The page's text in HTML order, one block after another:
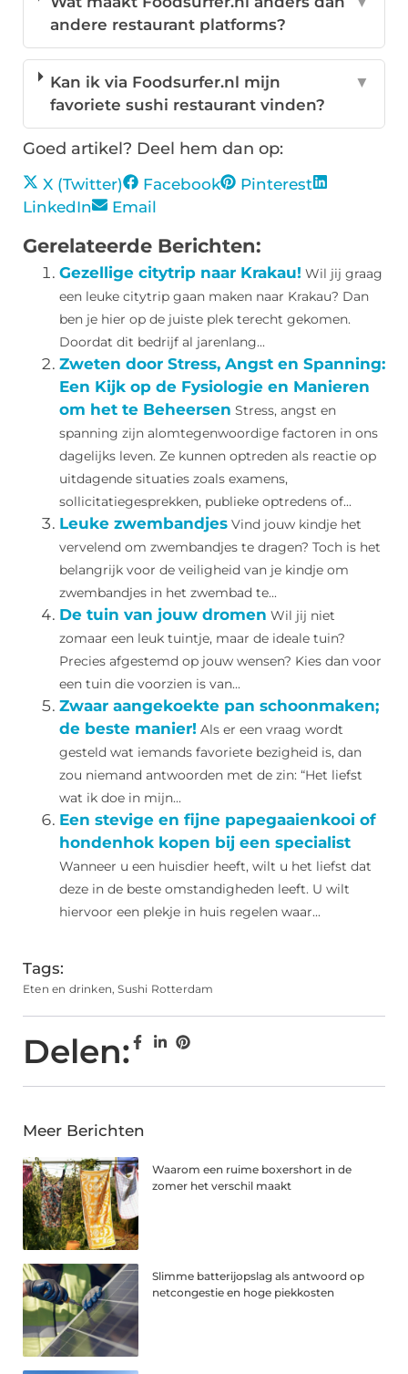
andere restaurant platforms?
Kan ik via Foodsurfer.nl mijn
favoriete sushi restaurant vinden?
▼
Goed artikel? Deel hem dan op:
X (Twitter) Facebook
Pinterest
LinkedIn
Email
Gerelateerde Berichten:
Gezellige citytrip naar Krakau! Wil jij graag
een leuke citytrip gaan maken naar Krakau? Dan
ben je hier op de juiste plek terecht gekomen.
Doordat dit bedrijf al jarenlang...
Zweten door Stress, Angst en Spanning:
Een Kijk op de Fysiologie en Manieren
om het te Beheersen Stress, angst en
spanning zijn alomtegenwoordige factoren in ons
dagelijks leven. Ze kunnen optreden als reactie op
uitdagende situaties zoals examens,
sollicitatiegesprekken, publieke optredens of...
Leuke zwembandjes Vind jouw kindje het
vervelend om zwembandjes te dragen? Toch is het
belangrijk voor de veiligheid van je kindje om
zwembandjes in het zwembad te...
De tuin van jouw dromen Wil jij niet
zomaar een leuk tuintje, maar de ideale tuin?
Precies afgestemd op jouw wensen? Kies dan voor
een tuin die voorzien is van...
Zwaar aangekoekte pan schoonmaken;
de beste manier! Als er een vraag wordt
gesteld wat iemands favoriete bezigheid is, dan
zou niemand antwoorden met de zin: “Het liefst
wat ik doe in mijn...
Een stevige en fijne papegaaienkooi of
hondenhok kopen bij een specialist
Wanneer u een huisdier heeft, wilt u het liefst dat
deze in de beste omstandigheden leeft. U wilt
hiervoor een plekje in huis regelen waar...
Tags:
Eten en drinken,Sushi Rotterdam
Delen:
Meer Berichten
Waarom een ruime boxershort in de
zomer het verschil maakt
Slimme batterijopslag als antwoord op
netcongestie en hoge piekkosten